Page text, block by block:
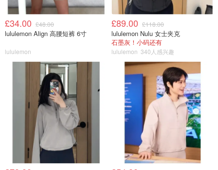
£34.00 £48.00
lululemon Align 高腰短裤 6寸
lululemon
£89.00 £118.00
lululemon Nulu 女士夹克
石墨灰！小码还有
lululemon 340人感兴趣